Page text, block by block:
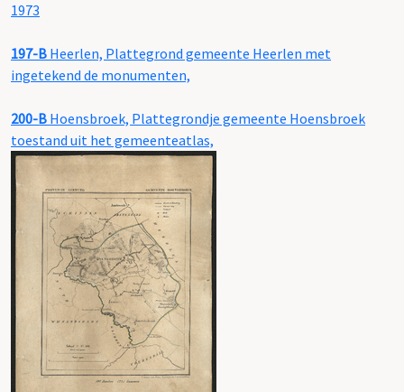
1973
197-B Heerlen, Plattegrond gemeente Heerlen met
ingetekend de monumenten,
200-B Hoensbroek, Plattegrondje gemeente Hoensbroek
toestand uit het gemeenteatlas,